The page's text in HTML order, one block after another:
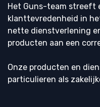
Het Guns-team streeft
klanttevredenheid in
nette dienstverlening
producten aan een
Onze producten en
particulieren als